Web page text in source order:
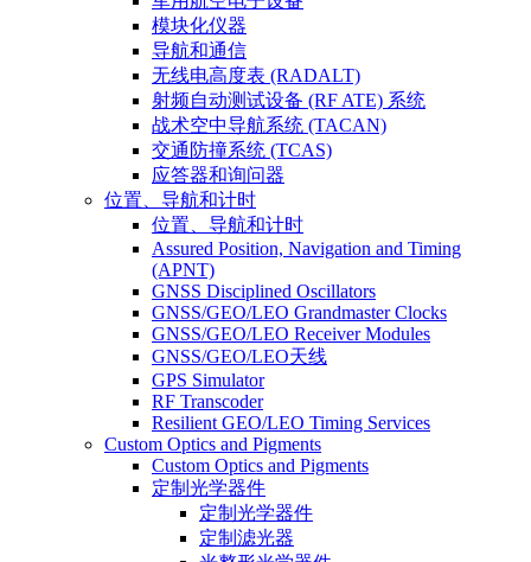
模块化仪器
导航和通信
无线电高度表 (RADALT)
射频自动测试设备 (RF ATE) 系统
战术空中导航系统 (TACAN)
交通防撞系统 (TCAS)
应答器和询问器
位置、导航和计时
位置、导航和计时
Assured Position, Navigation and Timing
(APNT)
GNSS Disciplined Oscillators
GNSS/GEO/LEO Grandmaster Clocks
GNSS/GEO/LEO Receiver Modules
GNSS/GEO/LEO天线
GPS Simulator
RF Transcoder
Resilient GEO/LEO Timing Services
Custom Optics and Pigments
Custom Optics and Pigments
定制光学器件
定制光学器件
定制滤光器